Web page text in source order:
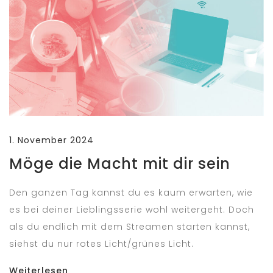
1. November 2024
Möge die Macht mit dir sein
Den ganzen Tag kannst du es kaum erwarten, wie
es bei deiner Lieblingsserie wohl weitergeht. Doch
als du endlich mit dem Streamen starten kannst,
siehst du nur rotes Licht/grünes Licht.
Weiterlesen